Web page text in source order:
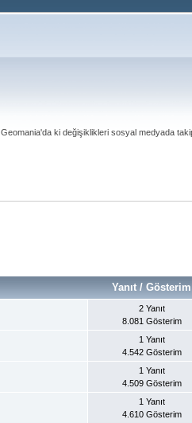
Geomania'da ki değişiklikleri sosyal medyada
Yanıt/ Gösterim
2 Yanıt
8.081 Gösterim
1 Yanıt
4.542 Gösterim
1 Yanıt
4.509 Gösterim
1 Yanıt
4.610 Gösterim